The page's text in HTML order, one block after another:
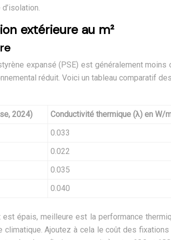
extérieure au m²
expansé (PSE) est généralement
réduit. Voici un tableau comparatif
2024) Conductivité thermique (λ) en W/
0.033
0.022
0.035
0.040
est épais, meilleure est la performance
Ajoutez à cela le coût des